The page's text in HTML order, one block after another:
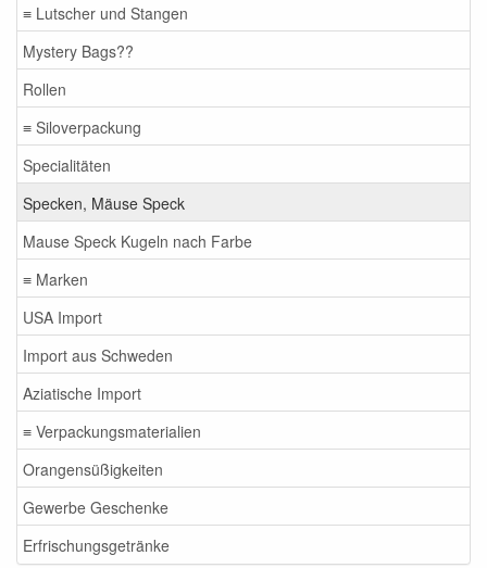
≡ Lutscher und Stangen
Mystery Bags??
Rollen
≡ Siloverpackung
Specialitäten
Specken, Mäuse Speck
Mause Speck Kugeln nach Farbe
≡ Marken
USA Import
Import aus Schweden
Aziatische Import
≡ Verpackungsmaterialien
Orangensüßigkeiten
Gewerbe Geschenke
Erfrischungsgetränke